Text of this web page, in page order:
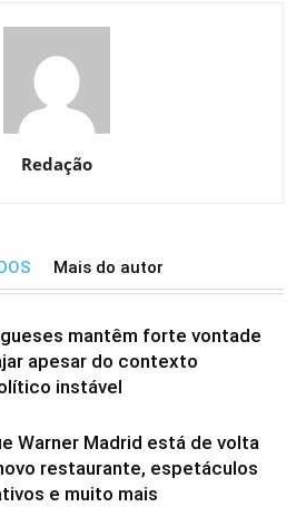
Redação
Mais do autor
mantêm forte vontade
apesar do contexto
instável
Warner Madrid está de volta
restaurante, espetáculos
e muito mais